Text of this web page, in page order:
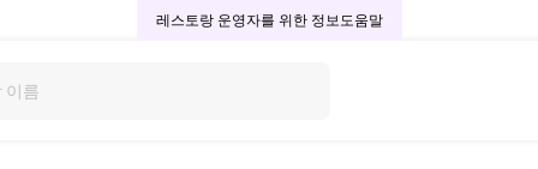
레스토랑 운영자를 위한 정보도움말